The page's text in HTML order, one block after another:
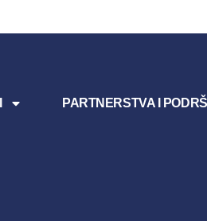
PARTNERSTVA I